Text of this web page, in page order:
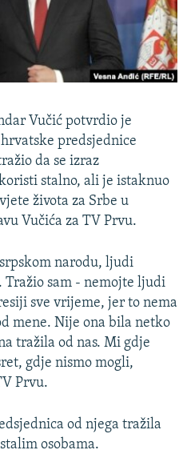
Vučić potvrdio je
predsjednice
da se izraz
stalno, ali je istaknuo
života za Srbe u
Vučića za TV Prvu.
narodu, ljudi
sam - nemojte ljudi
sve vrijeme, jer to nema
mene. Nije ona bila netko
tražila od nas. Mi gdje
gdje nismo mogli,
Prvu.
od njega tražila
osobama.